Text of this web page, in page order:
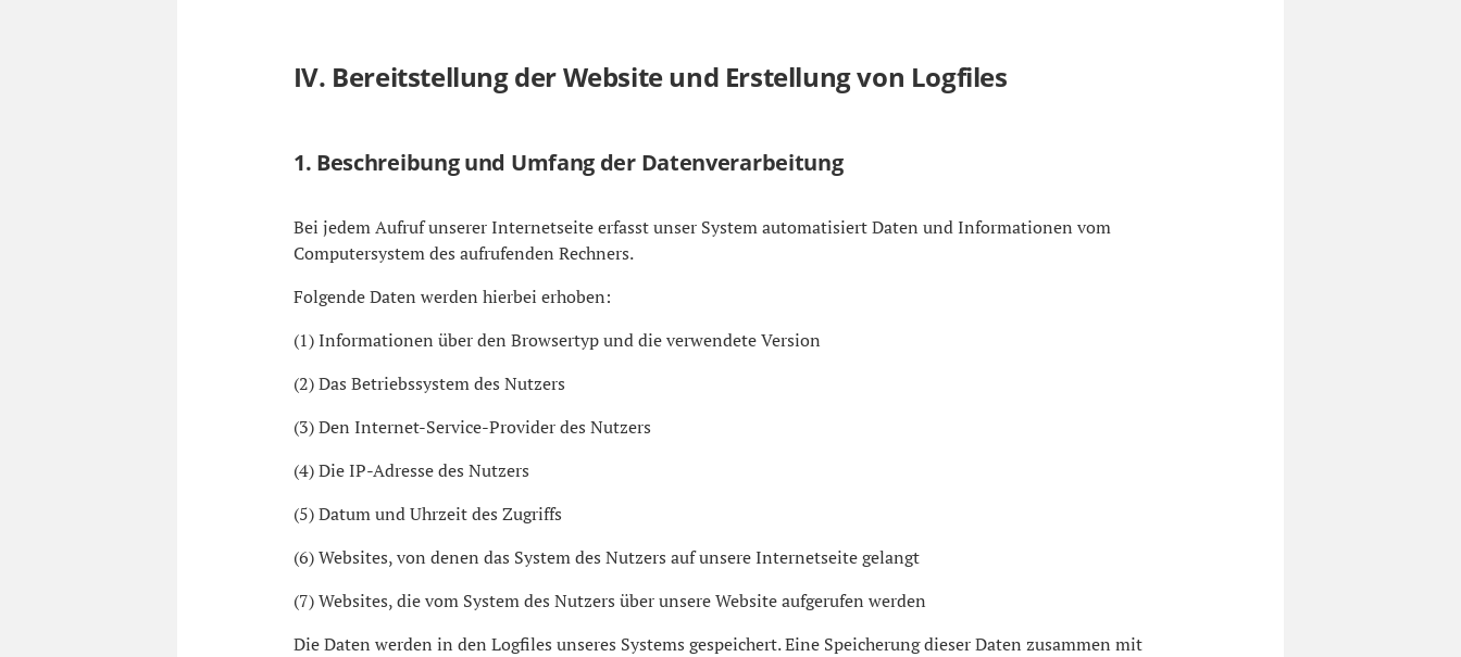
IV. Bereitstellung der Website und Erstellung von Logfiles
1. Beschreibung und Umfang der Datenverarbeitung
Bei jedem Aufruf unserer Internetseite erfasst unser System automatisiert Daten und Informationen vom
Computersystem des aufrufenden Rechners.
Folgende Daten werden hierbei erhoben:
(1) Informationen über den Browsertyp und die verwendete Version
(2) Das Betriebssystem des Nutzers
(3) Den Internet-Service-Provider des Nutzers
(4) Die IP-Adresse des Nutzers
(5) Datum und Uhrzeit des Zugriffs
(6) Websites, von denen das System des Nutzers auf unsere Internetseite gelangt
(7) Websites, die vom System des Nutzers über unsere Website aufgerufen werden
Die Daten werden in den Logfiles unseres Systems gespeichert. Eine Speicherung dieser Daten zusammen mit